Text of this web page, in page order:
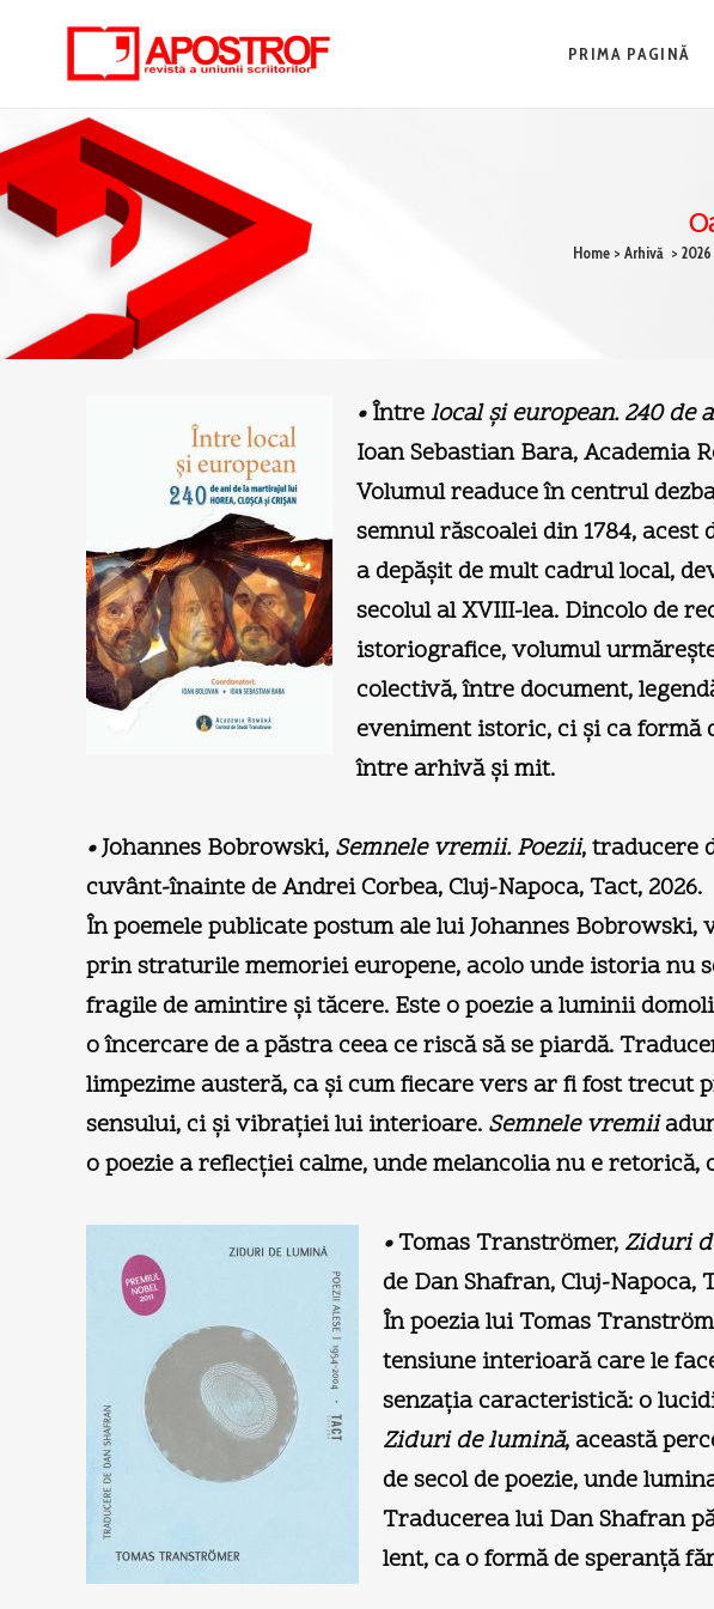
PRIMA PAGINĂ
Home> Arhivă > 2026
•Întrelocal şi european. 240 de
Ioan Sebastian Bara, Academia
Volumul readuce în centrul
semnul răscoalei din 1784,
a depăşit de mult cadrul local,
secolul al XVIII-lea. Dincolo de
istoriografice, volumul
colectivă, între document,
eveniment istoric, ci şi ca
între arhivă şi mit.
•Johannes Bobrowski, Semnele vremii. Poezii, traducere
cuvânt-înainte de Andrei Corbea, Cluj-Napoca, Tact, 2026.
În poemele publicate postum ale lui Johannes
prin straturile memoriei europene, acolo unde istoria nu
fragile de amintire şi tăcere. Este o poezie a luminii
o încercare de a păstra ceea ce riscă să se piardă.
limpezime austeră, ca şi cum fiecare vers ar fi fost
sensului, ci şi vibraţiei lui interioare. Semnele vremii
o poezie a reflecţiei calme, unde melancolia nu e retorică,
•Tomas Tranströmer, Ziduri
de Dan Shafran, Cluj-Napoca,
În poezia lui Tomas
tensiune interioară care le
senzaţia caracteristică: o
Ziduri de lumină, această
de secol de poezie, unde
Traducerea lui Dan Shafran
lent, ca o formă de speranţă